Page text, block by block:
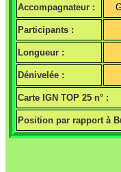
Accompagnateur :
Participants :
Longueur :
Dénivelée :
Carte IGN TOP 25 n° :
Position par rapport à